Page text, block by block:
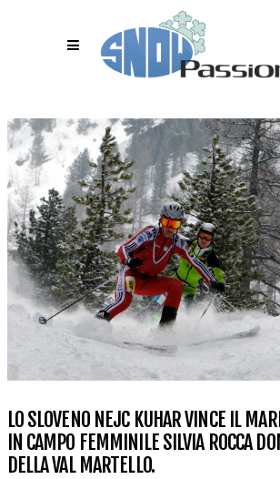
LO SLOVENO NEJC KUHAR VINCE IL
IN CAMPO FEMMINILE SILVIA ROCCA
DELLA VAL MARTELLO.